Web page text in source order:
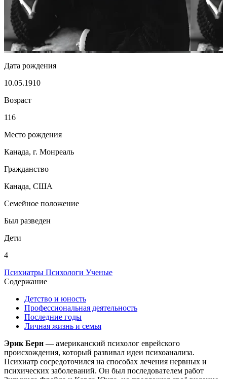
Дата рождения
10.05.1910
Возраст
116
Место рождения
Канада, г. Монреаль
Гражданство
Канада, США
Семейное положение
Был разведен
Дети
4
Психиатры Психологи Ученые
Содержание
Детство и юность
Профессиональная деятельность
Последние годы
Личная жизнь и семья
Эрик Берн — американский психолог еврейского
происхождения, который развивал идеи психоанализа.
Психиатр сосредоточился на способах лечения нервных и
психических заболеваний. Он был последователем работ